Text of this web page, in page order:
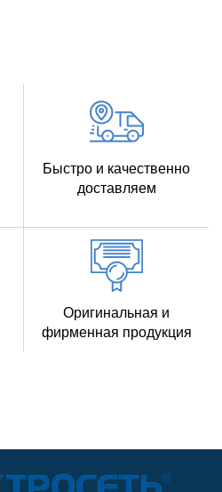
Быстро и качественно
доставляем
Оригинальная и
фирменная продукция